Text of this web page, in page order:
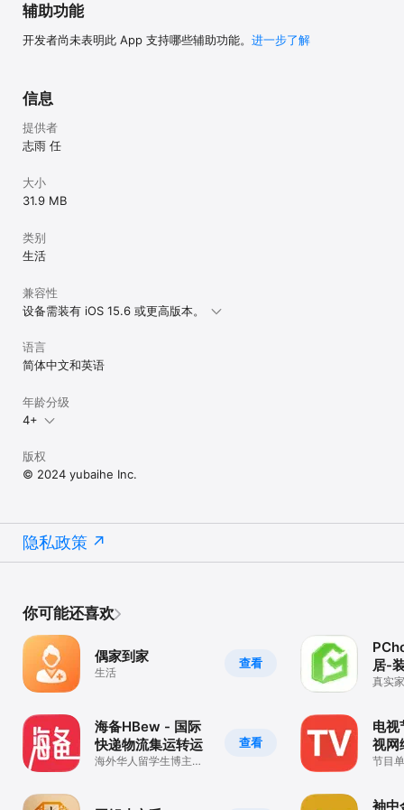
辅助功能
开发者尚未表明此 App 支持哪些辅助功能。 进一步了解
信息
提供者
志雨 任
大小
31.9 MB
类别
生活
兼容性
设备需装有 iOS 15.6 或更高版本。
语言
简体中文和英语
年龄分级
4+
版权
© 2024 yubaihe Inc.
隐私政策
你可能还喜欢
查看
偶家到家
生活
查看
海备HBew - 国际
快递物流集运转运
海外华人留学生博主商
居-
真实
电视
视网
放预
节目
袖中